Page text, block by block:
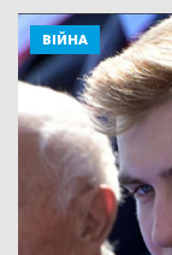
ВІЙНА